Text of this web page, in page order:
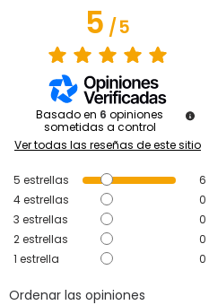
5/5
Basado en 6 opiniones
sometidas a control
Ver todas las reseñas de este sitio
5 estrellas
6
4estrellas
0
3 estrellas
0
2estrellas
0
1 estrella 0
Ordenar las opiniones